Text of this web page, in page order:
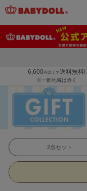
6,600 円以上で送料無料!
※一部地域は除く
2点セット